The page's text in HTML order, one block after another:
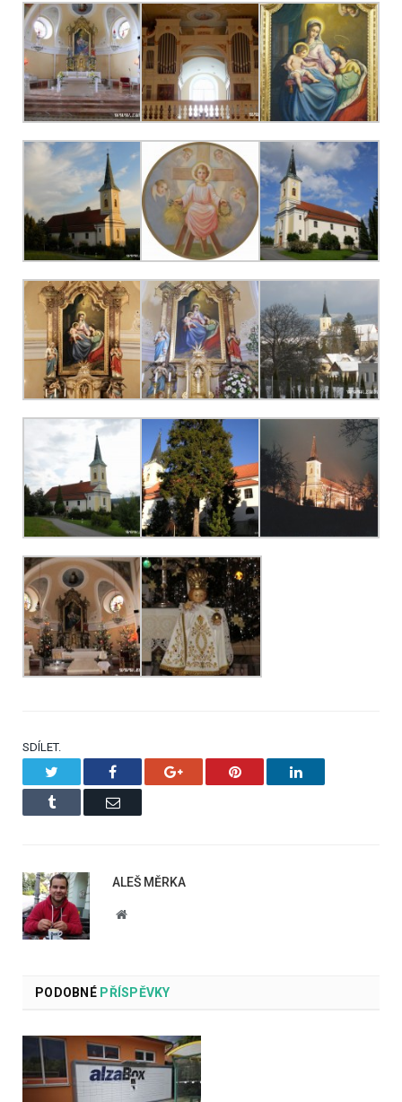
SDÍLET.
Facebook Google+ Pinterest LinkedIn
Tumblr Email
ALEŠ MĚRKA
Website
PODOBNÉPŘÍSPĚVKY